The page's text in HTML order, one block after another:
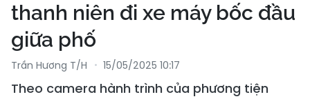
thanh niên đi xe máy bốc đầu
giữa phố
Trần Hương T/h 15/05/2025 10:17
Theo camera hành trình của phương tiện